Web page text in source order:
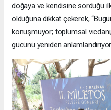
doğaya ve kendisine sorduğu
olduğuna dikkat çekerek,
konuşmuyor; toplumsal
gücünü yeniden